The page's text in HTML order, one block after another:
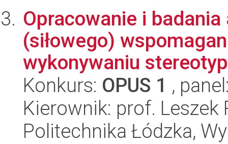
Opracowanie i
(siłowego)
wykonywaniu
Konkurs: OPUS 1 ,
Kierownik: prof.
Politechnika Łódzka,